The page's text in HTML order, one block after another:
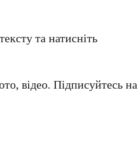
та натисніть
відео. Підписуйтесь на